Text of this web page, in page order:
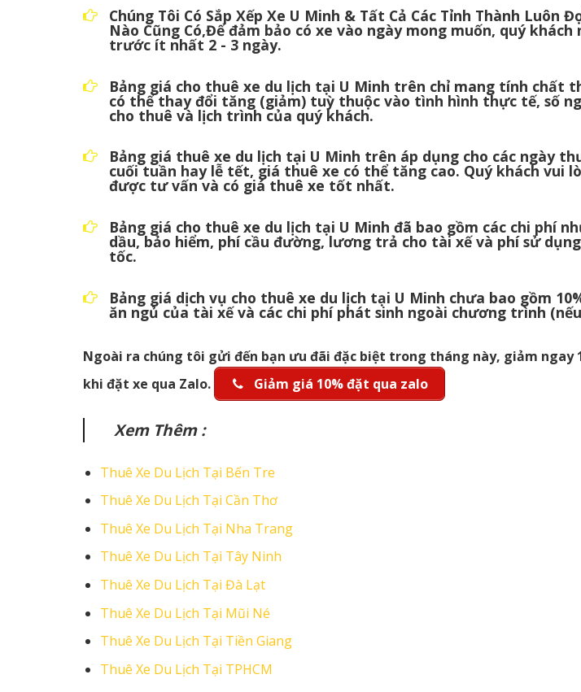
Chúng Tôi Có Sắp Xếp Xe U Minh & Tất Cả Các Tỉnh Thành Luôn
Nào Cũng Có,Để đảm bảo có xe vào ngày mong muốn, quý khách
trước ít nhất 2 - 3 ngày.
Bảng giá cho thuê xe du lịch tại U Minh trên chỉ mang tính chất
có thể thay đổi tăng (giảm) tuỳ thuộc vào tình hình thực tế, số
cho thuê và lịch trình của quý khách.
Bảng giá thuê xe du lịch tại U Minh trên áp dụng cho các ngày
cuối tuần hay lễ tết, giá thuê xe có thể tăng cao. Quý khách vui
được tư vấn và có giá thuê xe tốt nhất.
Bảng giá cho thuê xe du lịch tại U Minh đã bao gồm các chi phí
dầu, bảo hiểm, phí cầu đường, lương trả cho tài xế và phí sử
tốc.
Bảng giá dịch vụ cho thuê xe du lịch tại U Minh chưa bao gồm
ăn ngủ của tài xế và các chi phí phát sinh ngoài chương trình
Ngoài ra chúng tôi gửi đến bạn ưu đãi đặc biệt trong tháng này, giảm ngay
khi đặt xe qua Zalo.
Giảm giá 10% đặt qua zalo
Xem Thêm :
Thuê Xe Du Lịch Tại Bến Tre
Thuê Xe Du Lịch Tại Cần Thơ
Thuê Xe Du Lịch Tại Nha Trang
Thuê Xe Du Lịch Tại Tây Ninh
Thuê Xe Du Lịch Tại Đà Lạt
Thuê Xe Du Lịch Tại Mũi Né
Thuê Xe Du Lịch Tại Tiền Giang
Thuê Xe Du Lịch Tại TPHCM